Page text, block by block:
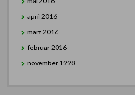
april 2016
märz 2016
februar 2016
november 1998